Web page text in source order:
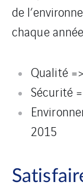
de
chaque
Qualité
Sécurité
2015